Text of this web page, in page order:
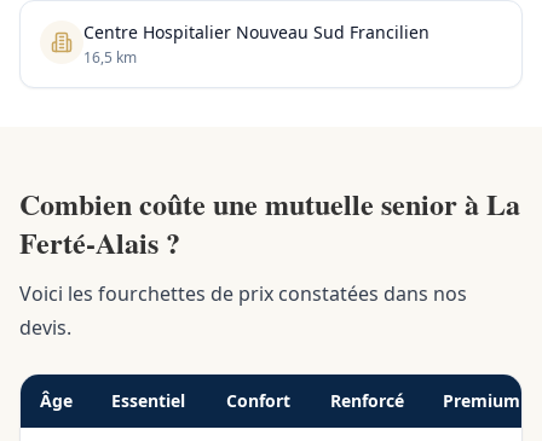
Centre Hospitalier Nouveau Sud Francilien
16,5 km
Combien coûte une mutuelle senior à La
Ferté-Alais ?
Voici les fourchettes de prix constatées dans nos
devis.
Âge Essentiel Confort Renforcé Premium